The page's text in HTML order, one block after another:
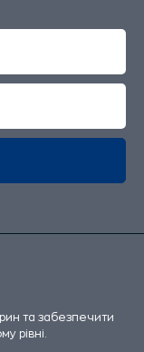
та забезпечити
рівні.